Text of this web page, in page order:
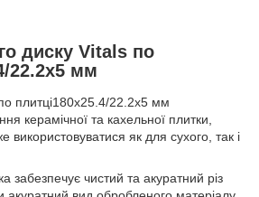
диску Vitals по
22.2х5 мм
плитці180х25.4/22.2х5 мм
керамічної та кахельної плитки,
використовуватися як для сухого, так і
забезпечує чистий та акуратний різ